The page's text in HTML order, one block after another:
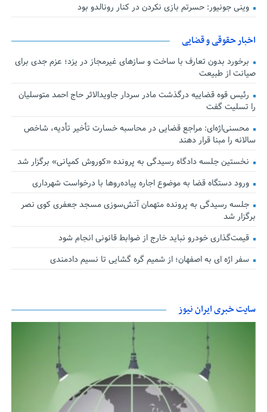
وینی جونیور: حسرتم بازی نکردن در کنار رونالدو بود
اخبار حقوقی و قضایی
برخورد بدون تعارف با ساخت‌ و سازهای غیرمجاز در یزد؛ عزم جدی برای
صیانت از طبیعت
رئیس قوه قضاییه درگذشت مادر سردار جاویدالاثر حاج احمد متوسلیان
را تسلیت گفت
محسنی‌اژه‌ای: مراجع قضایی در محاسبه خسارت تأخیر تأدیه، شاخص
سالانه را مبنا قرار دهند
نخستین جلسه دادگاه رسیدگی به پرونده «کوروش کمپانی» برگزار شد
ورود دستگاه قضا به موضوع اجاره پیاده‌روها با درخواست شهرداری
جلسه رسیدگی به پرونده متهمان آتش‌سوزی مسجد جعفری کوی نصر
برگزار شد
قیمت‌گذاری خودرو نباید خارج از ضوابط قانونی انجام شود
سفر اژه ای به اصفهان؛ از شمیم گره گشایی تا نسیم دادمندی
سایت خبری ایران نیوز